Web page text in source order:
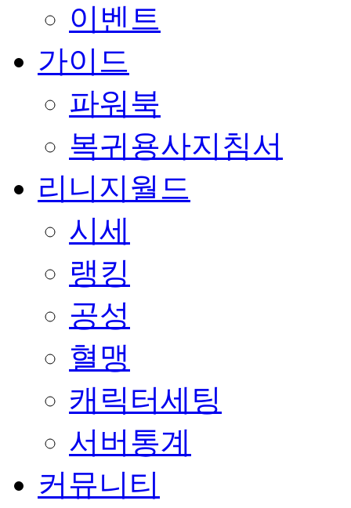
이벤트
가이드
파워북
복귀용사지침서
리니지월드
시세
랭킹
공성
혈맹
캐릭터세팅
서버통계
커뮤니티